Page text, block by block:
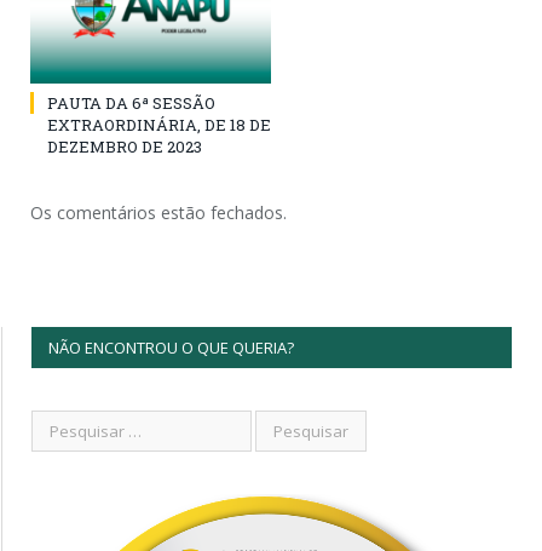
PAUTA DA 6ª SESSÃO
EXTRAORDINÁRIA, DE 18 DE
DEZEMBRO DE 2023
Os comentários estão fechados.
NÃO ENCONTROU O QUE QUERIA?